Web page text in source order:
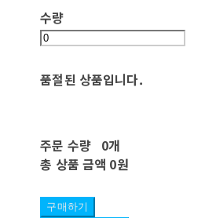
수량
품절된 상품입니다.
주문 수량 0개
총 상품 금액 0원
구매하기